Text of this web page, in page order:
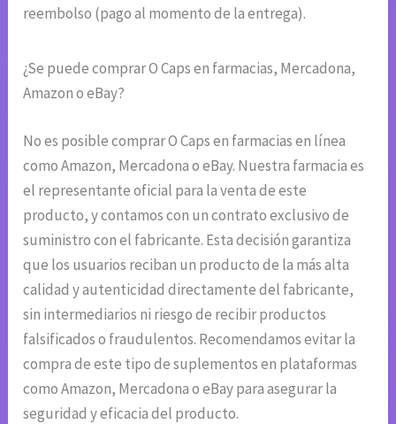
reembolso (pago al momento de la entrega).
¿Se puede comprar O Caps en farmacias, Mercadona,
Amazon o eBay?
No es posible comprar O Caps en farmacias en línea
como Amazon, Mercadona o eBay. Nuestra farmacia es
el representante oficial para la venta de este
producto, y contamos con un contrato exclusivo de
suministro con el fabricante. Esta decisión garantiza
que los usuarios reciban un producto de la más alta
calidad y autenticidad directamente del fabricante,
sin intermediarios ni riesgo de recibir productos
falsificados o fraudulentos. Recomendamos evitar la
compra de este tipo de suplementos en plataformas
como Amazon, Mercadona o eBay para asegurar la
seguridad y eficacia del producto.